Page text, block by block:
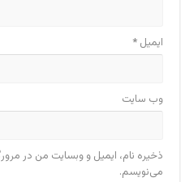
ایمیل*
وب‌ سایت
ذخیره نام، ایمیل و وبسایت من در
می‌نویسم.